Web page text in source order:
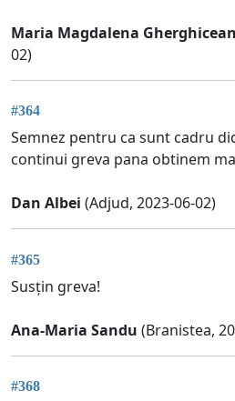
Maria Magdalena
02)
#364
Semnez pentru ca sunt cadru
continui greva pana obtinem
Dan Albei (Adjud, 2023-06-02)
#365
Susțin greva!
Ana-Maria Sandu (Branistea,
#368